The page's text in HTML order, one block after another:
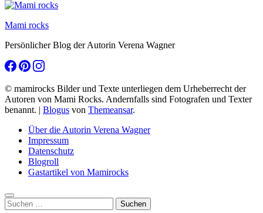
Mami rocks
Persönlicher Blog der Autorin Verena Wagner
© mamirocks Bilder und Texte unterliegen dem Urheberrecht der
Autoren von Mami Rocks. Andernfalls sind Fotografen und Texter
benannt. | Blogus von Themeansar.
Über die Autorin Verena Wagner
Impressum
Datenschutz
Blogroll
Gastartikel von Mamirocks
Suchen